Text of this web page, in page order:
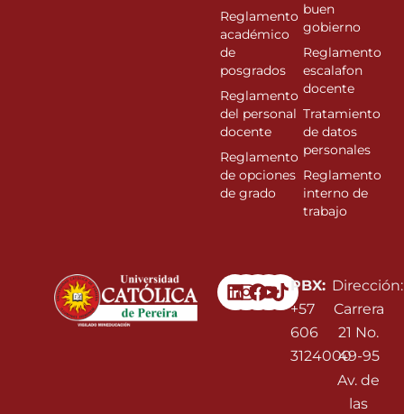
Linkedin
Instagram
Facebook
Youtube
PBX:
+57
606
3124000
Dirección:
Carrera
21 No.
49-95
Av. de
las
Reglamento
académico
de
posgrados
Reglamento
del personal
docente
Reglamento
de opciones
de grado
buen
gobierno
Reglamento
escalafon
docente
Tratamiento
de datos
personales
Reglamento
interno de
trabajo